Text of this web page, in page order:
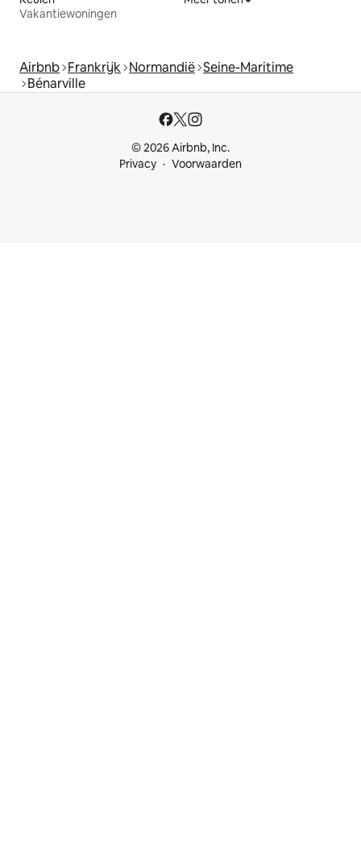
Vakantiewoningen
Airbnb Frankrijk Normandië Seine-Maritime
Bénarville
© 2026 Airbnb, Inc.
Privacy
Voorwaarden